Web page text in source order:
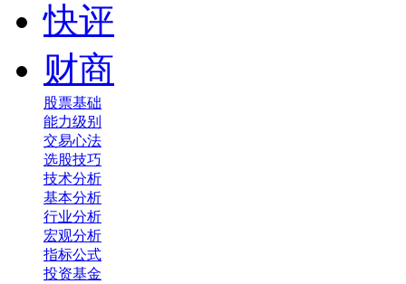
快评
财商
股票基础
能力级别
交易心法
选股技巧
技术分析
基本分析
行业分析
宏观分析
指标公式
投资基金